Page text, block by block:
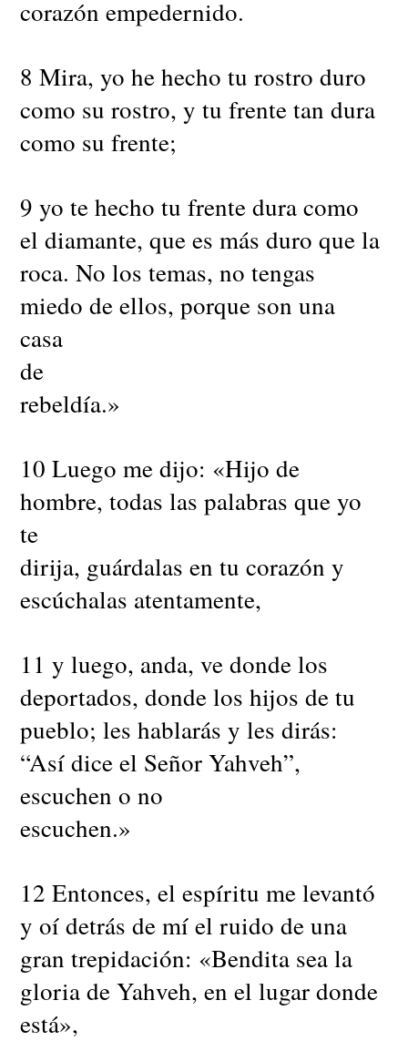
corazón empedernido.
8 Mira, yo he hecho tu rostro duro
como su rostro, y tu frente tan dura
como su frente;
9 yo te hecho tu frente dura como
el diamante, que es más duro que la
roca. No los temas, no tengas
miedo de ellos, porque son una
casa
de
rebeldía.»
10 Luego me dijo: «Hijo de
hombre, todas las palabras que yo
te
dirija, guárdalas en tu corazón y
escúchalas atentamente,
11 y luego, anda, ve donde los
deportados, donde los hijos de tu
pueblo; les hablarás y les dirás:
“Así dice el Señor Yahveh”,
escuchen o no
escuchen.»
12 Entonces, el espíritu me levantó
y oí detrás de mí el ruido de una
gran trepidación: «Bendita sea la
gloria de Yahveh, en el lugar donde
está»,